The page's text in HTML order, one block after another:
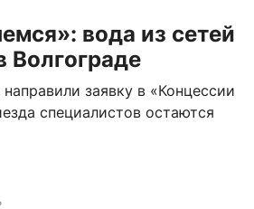
вода из сетей
Волгограде
заявку в «Концессии
специалистов остаются